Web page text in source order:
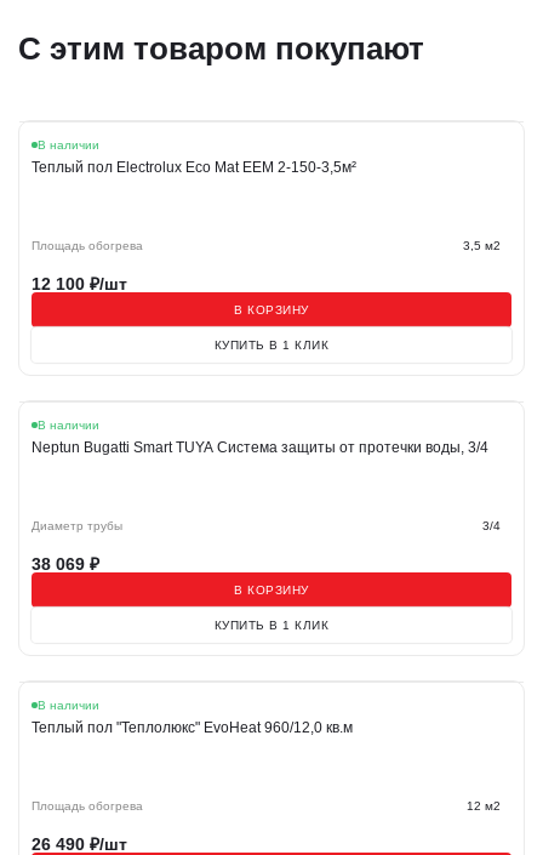
С этим товаром покупают
В наличии
Теплый пол Electrolux Eco Mat EEM 2-150-3,5м²
Площадь обогрева 3,5 м2
12 100 ₽/шт
В КОРЗИНУ
КУПИТЬ В 1 КЛИК
В наличии
Neptun Bugatti Smart TUYA Система защиты от протечки воды, 3/4
Диаметр трубы 3/4
38 069 ₽
В КОРЗИНУ
КУПИТЬ В 1 КЛИК
В наличии
Теплый пол "Теплолюкс" EvoHeat 960/12,0 кв.м
Площадь обогрева 12 м2
26 490 ₽/шт